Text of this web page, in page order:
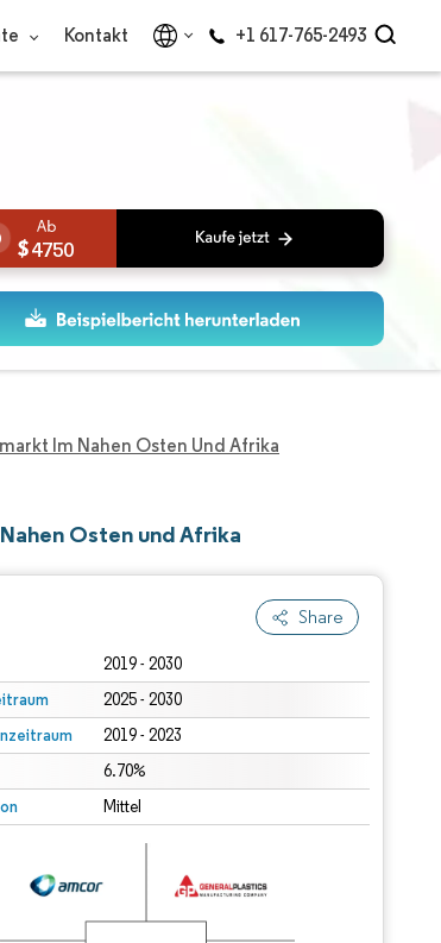
Kontakt +1 617-765-2493
4750
Im Nahen Osten Und Afrika
Osten und Afrika
Share
2019 - 2030
2025 - 2030
2019 - 2023
6.70%
Mittel